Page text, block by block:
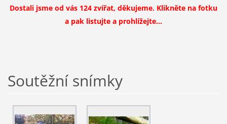
Dostali jsme od vás 124 zvířat, děkujeme. Klikněte na fotku
a pak listujte a prohlížejte...
Soutěžní snímky